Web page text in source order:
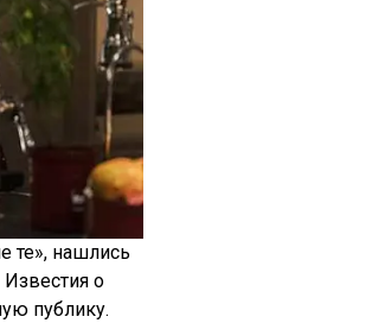
те», нашлись
о
публику.